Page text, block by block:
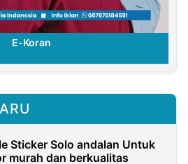
E-Koran
Sticker Solo andalan Untuk
murah dan berkualitas